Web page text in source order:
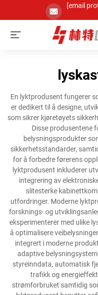
[email
En lyktprodusent fungerer
er dedikert til å designe,
som sikrer kjøretøyets
Disse produsentene
belysningsprodukter
sikkerhetsstandarder,
for å forbedre førerens
lyktprodusent inkluderer
integrering av
slitesterke
utfordringer. Moderne
forsknings- og
eksperimenterer med ulike
å optimalisere
integrert i moderne
adaptive
styreinndata, automatisk
trafikk og
strømforbruket samtidig